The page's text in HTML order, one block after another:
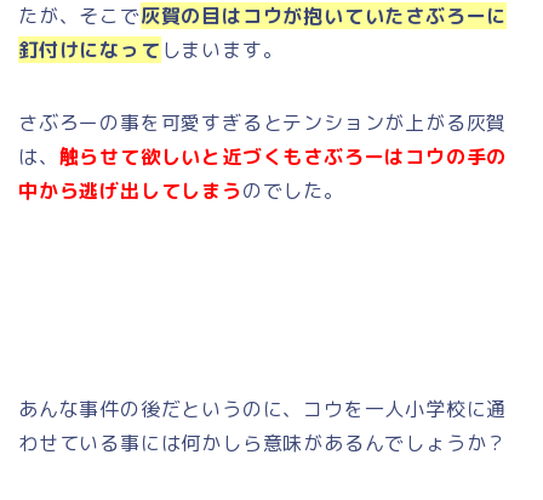
たが、そこで灰賀の目はコウが抱いていたさぶろーに
釘付けになって しまいます。
さぶろーの事を可愛すぎるとテンションが上がる灰賀
は、 触らせて欲しいと近づくもさぶろーはコウの手の
中から逃げ出してしまうのでした。
あんな事件の後だというのに、コウを一人小学校に通
わせている事には何かしら意味があるんでしょうか？